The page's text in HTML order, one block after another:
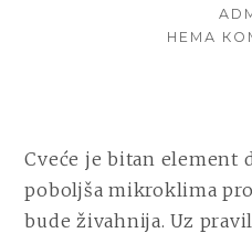
НЕМА
Cveće je bitan element
poboljša mikroklima
bude živahnija. Uz